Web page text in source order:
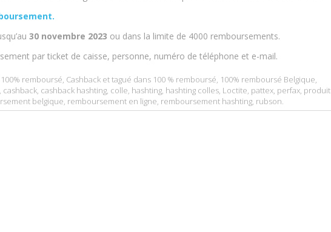
30 novembre 2023 ou dans la limite de 4000 remboursements.
par ticket de caisse, personne, numéro de téléphone et e-mail.
100% remboursé, Cashback et tagué dans 100 % remboursé, 100% remboursé Belgique,
, cashback, cashback hashting, colle, hashting, hashting colles, Loctite, pattex, perfax, produit
belgique, remboursement en ligne, remboursement hashting, rubson.